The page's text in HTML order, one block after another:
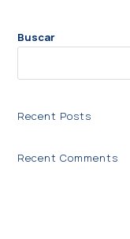
Buscar
Recent Posts
Recent Comments